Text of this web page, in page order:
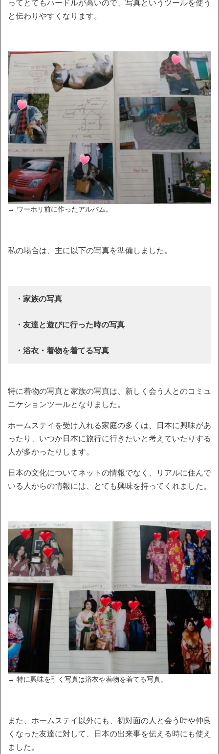
ってとてもハードルが高いので、写真というツールを使う
と伝わりやすくなります。
→ ワーホリ前に作ったアルバム。
私の場合は、主に以下の写真を準備しました。
・家族の写真
・友達と遊びに行った時の写真
・浴衣・着物を着てる写真
特に着物の写真と家族の写真は、新しく会う人とのコミュ
ニケションツールとなりました。
ホームステイを受け入れる家庭の多くは、日本に興味があ
ったり、いつか日本に旅行に行きたいと考えていたりする
人が多かったりします。
日本の文化についてネットの情報でなく、リアルに住んで
いる人からの情報には、とても興味を持ってくれました。
→ 特に興味を引く写真は浴衣や着物を着てる写真。
また、ホームステイ以外にも、初対面の人と会う時や仲良
くなった友達に対して、日本の出来事を伝える時にも使え
ました。